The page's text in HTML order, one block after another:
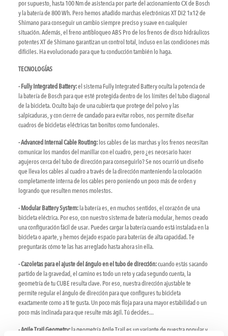
por supuesto, hasta 100 Nm de asistencia por parte del accionamiento CX de Bosch
y la batería de 800 Wh. Pero hemos añadido marchas electrónicas XT Di2 1x12 de
Shimano para conseguir un cambio siempre preciso y suave en cualquier
situación. Además, el freno antibloqueo ABS Pro de los frenos de disco hidráulicos
potentes XT de Shimano garantizan un control total, incluso en las condiciones más
difíciles. Ha evolucionado para que tu conducción también lo haga.
TECNOLOGÍAS
- Fully Integrated Battery:el sistema Fully Integrated Battery oculta la potencia de
la batería de Bosch para que esté protegida dentro de los límites del tubo diagonal
de la bicicleta. Oculto bajo de una cubierta que protege del polvo y las
salpicaduras, y con cierre de candado para evitar robos, nos permite diseñar
cuadros de bicicletas eléctricas tan bonitos como funcionales.
- Advanced Internal Cable Routing:los cables de las marchas y los frenos necesitan
comunicar los mandos del manillar con el cuadro, pero ¿es necesario hacer
agujeros cerca del tubo de dirección para conseguirlo? Se nos ocurrió un diseño
que lleva los cables al cuadro a través de la dirección manteniendo la colocación
completamente interna de los cables pero poniendo un poco más de orden y
logrando que resulten menos molestos.
- Modular Battery System:la batería es, en muchos sentidos, el corazón de una
bicicleta eléctrica. Por eso, con nuestro sistema de batería modular, hemos creado
una configuración fácil de usar. Puedes cargar la batería cuando está instalada en la
bicicleta o aparte, y hemos dejado espacio para baterías de alta capacidad. Te
preguntarás cómo te las has arreglado hasta ahora sin ella.
- Cazoletas para el ajuste del ángulo en el tubo de dirección:cuando estás sacando
partido de la gravedad, el camino es todo un reto y cada segundo cuenta, la
geometría de tu CUBE resulta clave. Por eso, nuestra dirección ajustable te
permite regular el ángulo de dirección para que configures tu bicicleta
exactamente como a ti te gusta. Un poco más floja para una mayor estabilidad o un
poco más inclinada para que resulte más ágil. Tú decides...
- Agile Trail Geometry:la geometría Agile Trail es un variante de nuestra popular y